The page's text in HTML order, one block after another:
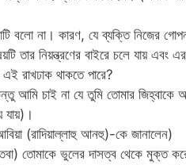
বলো না। কারণ, যে ব্যক্তি নিজের
তার নিয়ন্ত্রণের বাইরে চলে যায় এবং
রাখঢাক থাকতে পারে?
আমি চাই না যে তুমি তোমার
যায়)।
(রাদিয়াল্লাহু আনহু)-কে জানালেন)
তোমাকে ভুলের দাসত্ব থেকে মুক্ত